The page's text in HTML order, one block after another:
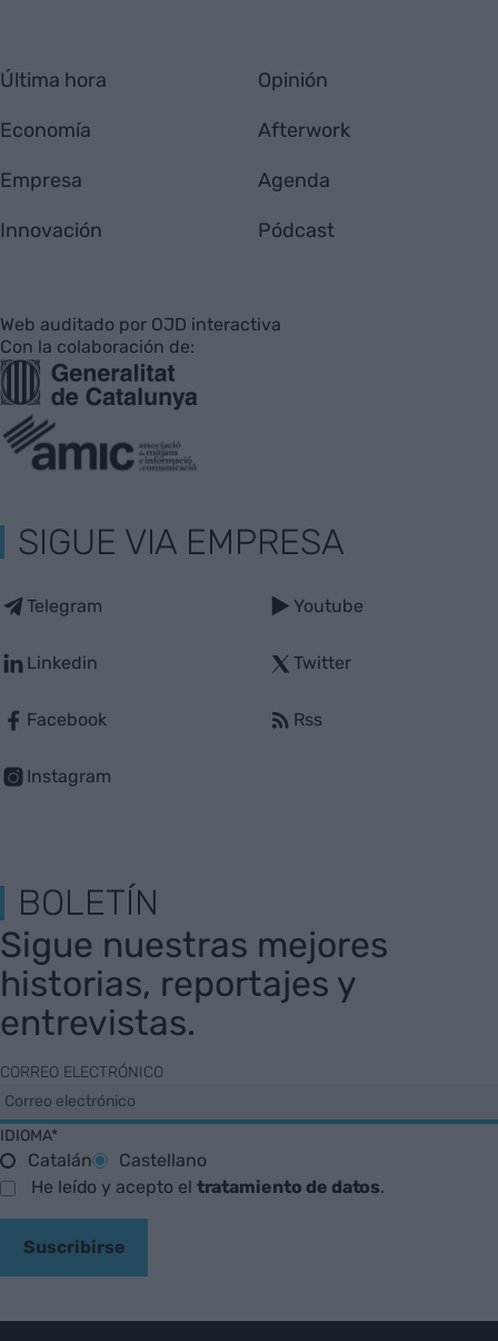
Última hora
Economía
Empresa
Innovación
Opinión
Afterwork
Agenda
Pódcast
Web auditado por OJD interactiva
Con la colaboración de:
SIGUE VIA EMPRESA
Telegram
Linkedin
Facebook
Instagram
Youtube
Twitter
Rss
BOLETÍN
Sigue nuestras mejores
historias, reportajes y
entrevistas.
CORREO ELECTRÓNICO
IDIOMA*
Catalán
Castellano
He leído y acepto el tratamiento de datos.
Suscribirse